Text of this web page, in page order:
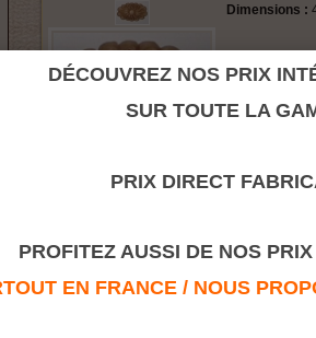
Dimensions :
DÉCOUVREZ NOS PRIX
SUR TOUTE LA
PRIX DIRECT
PROFITEZ AUSSI DE NOS
EN FRANCE / NOUS